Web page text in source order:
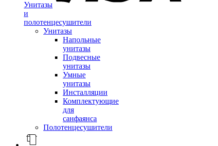
Унитазы
и
полотенцесушители
Унитазы
Напольные
унитазы
Подвесные
унитазы
Умные
унитазы
Инсталляции
Комплектующие
для
санфаянса
Полотенцесушители